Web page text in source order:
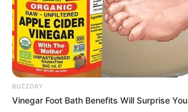
BUZZDAY
Vinegar Foot Bath Benefits Will Surprise You